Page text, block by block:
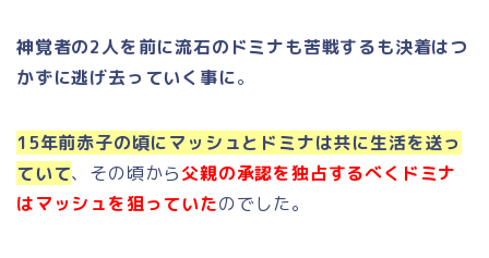
神覚者の2人を前に流石のドミナも苦戦するも決着はつ
かずに逃げ去っていく事に。
15年前赤子の頃にマッシュとドミナは共に生活を送っ
ていて、その頃から父親の承認を独占するべくドミナ
はマッシュを狙っていたのでした。